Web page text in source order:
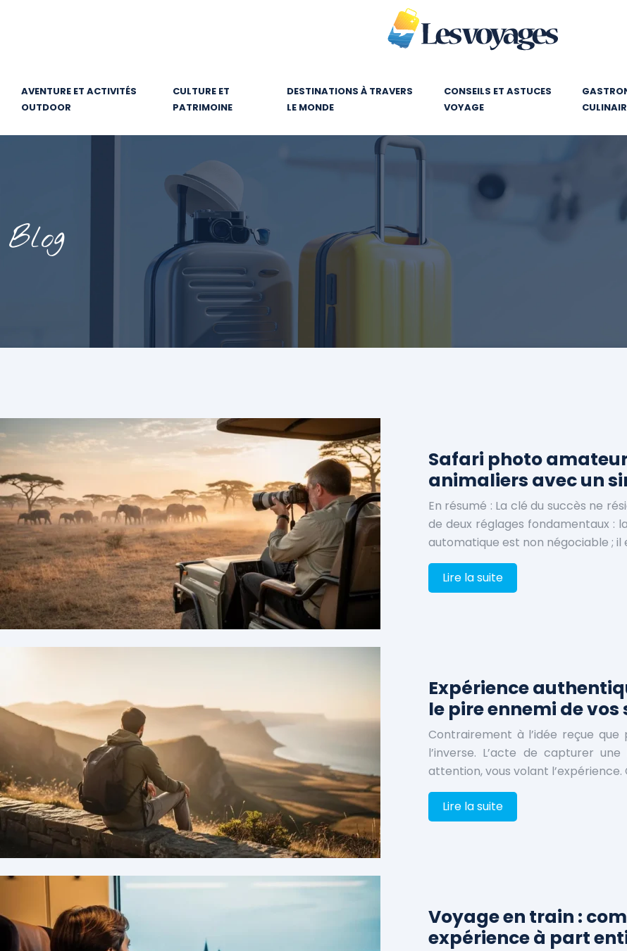
AVENTURE ET ACTIVITÉS
OUTDOOR
CULTURE ET
PATRIMOINE
DESTINATIONS À TRAVERS
LE MONDE
CONSEILS ET ASTUCES
VOYAGE
Blog
Safari photo
animaliers avec un
En résumé : La clé du succès ne
de deux réglages fondamentaux :
automatique est non négociable ; il
Lire la suite
Expérience
le pire ennemi de vos
Contrairement à l’idée reçue
l’inverse. L’acte de capturer
attention, vous volant
Lire la suite
Voyage en train :
expérience à part